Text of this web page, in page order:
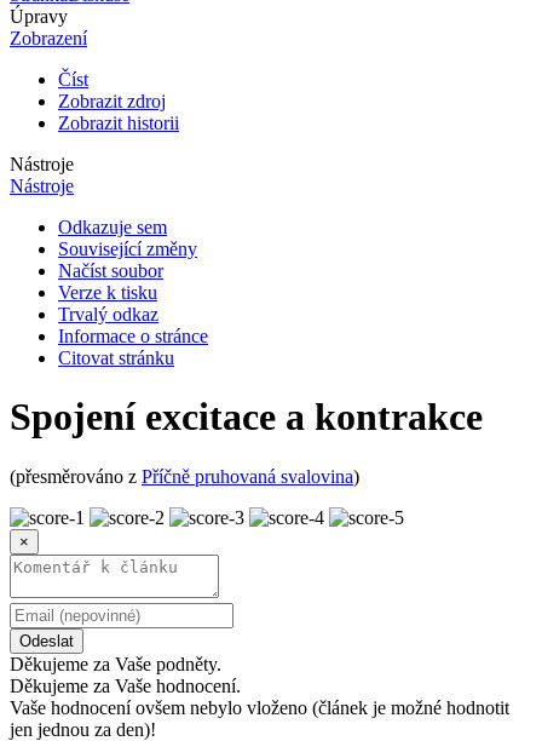
Úpravy
Zobrazení
Číst
Zobrazit zdroj
Zobrazit historii
Nástroje
Nástroje
Odkazuje sem
Související změny
Načíst soubor
Verze k tisku
Trvalý odkaz
Informace o stránce
Citovat stránku
Spojení excitace a kontrakce
(přesměrováno z Příčně pruhovaná svalovina)
×
Odeslat
Děkujeme za Vaše podněty.
Děkujeme za Vaše hodnocení.
Vaše hodnocení ovšem nebylo vloženo (článek je možné hodnotit
jen jednou za den)!